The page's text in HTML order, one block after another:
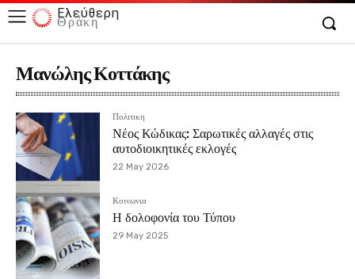
Ελεύθερη
Θράκη
Μανώλης Κοττάκης
Πολιτικη
Νέος Κώδικας: Σαρωτικές αλλαγές στις
αυτοδιοικητικές εκλογές
22 May 2026
Κοινωνια
Η δολοφονία του Τύπου
29 May 2025